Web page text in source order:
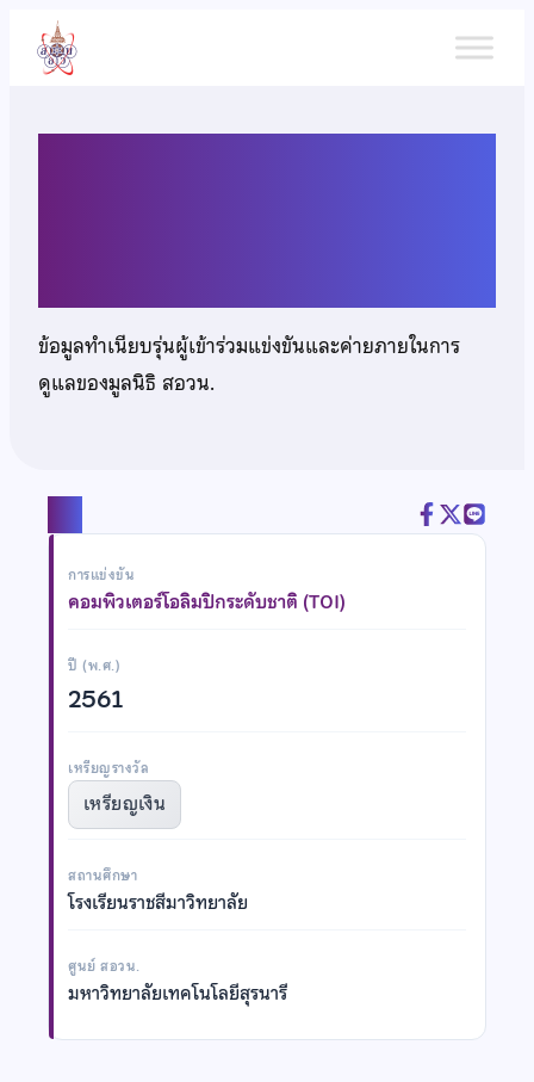
เนื้อหา
ข้อมูลทำเนียบรุ่นผู้เข้าร่วมแข่งขันและค่ายภายในการ
ดูแลของมูลนิธิ สอวน.
การแข่งขัน
คอมพิวเตอร์โอลิมปิกระดับชาติ (TOI)
ปี (พ.ศ.)
2561
เหรียญรางวัล
เหรียญเงิน
สถานศึกษา
โรงเรียนราชสีมาวิทยาลัย
ศูนย์ สอวน.
มหาวิทยาลัยเทคโนโลยีสุรนารี